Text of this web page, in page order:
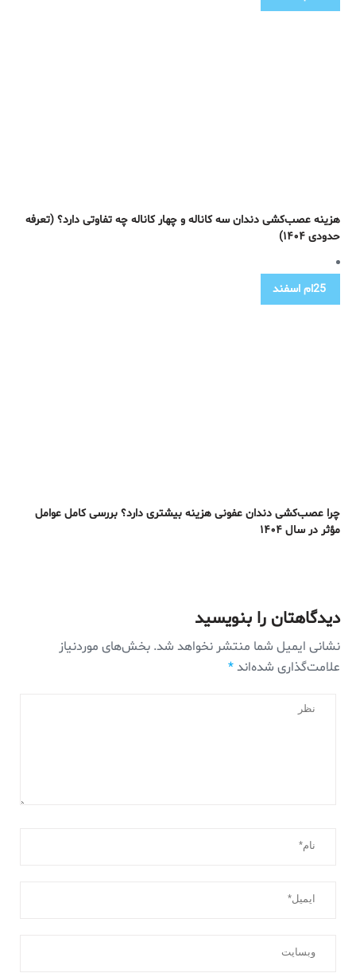
هزینه عصب‌کشی دندان سه کاناله و چهار کاناله چه تفاوتی دارد؟ (تعرفه
حدودی ۱۴۰۴)
25ام اسفند
چرا عصب‌کشی دندان عفونی هزینه بیشتری دارد؟ بررسی کامل عوامل
مؤثر در سال ۱۴۰۴
دیدگاهتان را بنویسید
نشانی ایمیل شما منتشر نخواهد شد. بخش‌های موردنیاز
علامت‌گذاری شده‌اند*